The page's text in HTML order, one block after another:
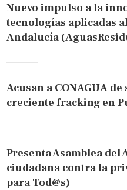
Nuevo impulso a la
tecnologías aplicadas
Andalucía
Acusan a CONAGUA
creciente fracking en
Presenta Asamblea del
ciudadana contra la
para Tod@s)